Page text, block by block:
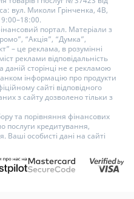
вул. Миколи Грінченка, 4В,
9:00–18:00.
портал. Матеріали з
“Акція”, “Думка”,
– це реклама, в розумінні
реклами відповідальність
сторінці не є рекламою
інформацію про продукти
сайті відповідного
з сайту дозволено тільки з
та порівняння фінансових
послуги кредитування,
Ваші особисті дані на сайті